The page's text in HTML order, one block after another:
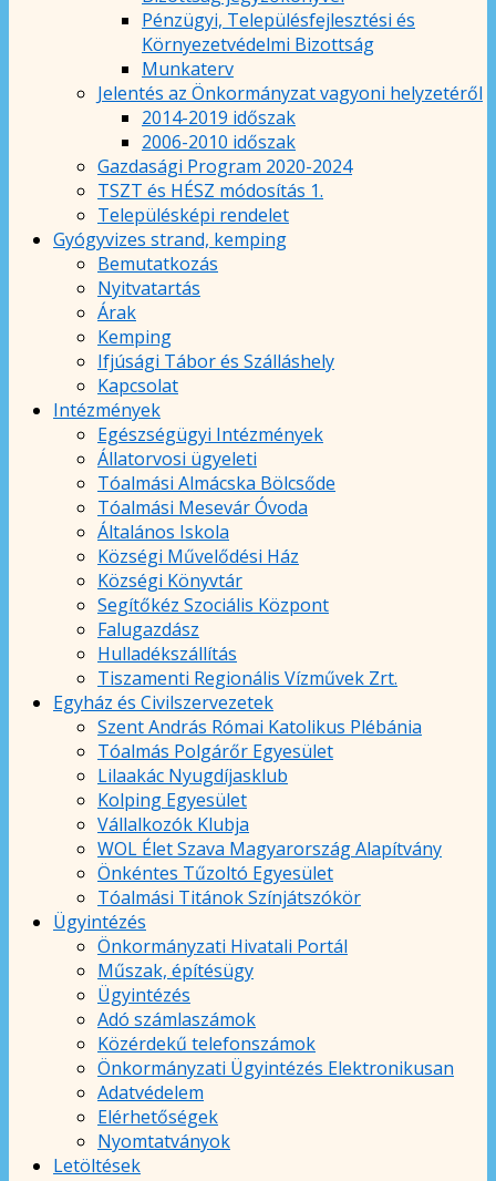
Pénzügyi, Településfejlesztési és
Környezetvédelmi Bizottság
Munkaterv
Jelentés az Önkormányzat vagyoni helyzetéről
2014-2019 időszak
2006-2010 időszak
Gazdasági Program 2020-2024
TSZT és HÉSZ módosítás 1.
Településképi rendelet
Gyógyvizes strand, kemping
Bemutatkozás
Nyitvatartás
Árak
Kemping
Ifjúsági Tábor és Szálláshely
Kapcsolat
Intézmények
Egészségügyi Intézmények
Állatorvosi ügyeleti
Tóalmási Almácska Bölcsőde
Tóalmási Mesevár Óvoda
Általános Iskola
Községi Művelődési Ház
Községi Könyvtár
Segítőkéz Szociális Központ
Falugazdász
Hulladékszállítás
Tiszamenti Regionális Vízművek Zrt.
Egyház és Civilszervezetek
Szent András Római Katolikus Plébánia
Tóalmás Polgárőr Egyesület
Lilaakác Nyugdíjasklub
Kolping Egyesület
Vállalkozók Klubja
WOL Élet Szava Magyarország Alapítvány
Önkéntes Tűzoltó Egyesület
Tóalmási Titánok Színjátszókör
Ügyintézés
Önkormányzati Hivatali Portál
Műszak, építésügy
Ügyintézés
Adó számlaszámok
Közérdekű telefonszámok
Önkormányzati Ügyintézés Elektronikusan
Adatvédelem
Elérhetőségek
Nyomtatványok
Letöltések